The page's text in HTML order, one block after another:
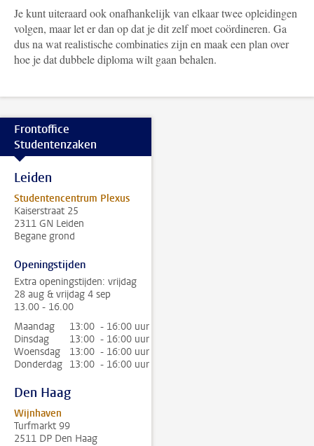
Je kunt uiteraard ook onafhankelijk van elkaar twee opleidingen
volgen, maar let er dan op dat je dit zelf moet coördineren. Ga
dus na wat realistische combinaties zijn en maak een plan over
hoe je dat dubbele diploma wilt gaan behalen.
Frontoffice
Studentenzaken
Leiden
Studentencentrum Plexus
Kaiserstraat 25
2311 GN Leiden
Begane grond
Openingstijden
Extra openingstijden: vrijdag
28 aug & vrijdag 4 sep
13.00 - 16.00
Maandag
13:00 - 16:00 uur
Dinsdag
13:00 - 16:00 uur
Woensdag
13:00 - 16:00 uur
Donderdag 13:00 - 16:00 uur
Den Haag
Wijnhaven
Turfmarkt 99
2511 DP Den Haag